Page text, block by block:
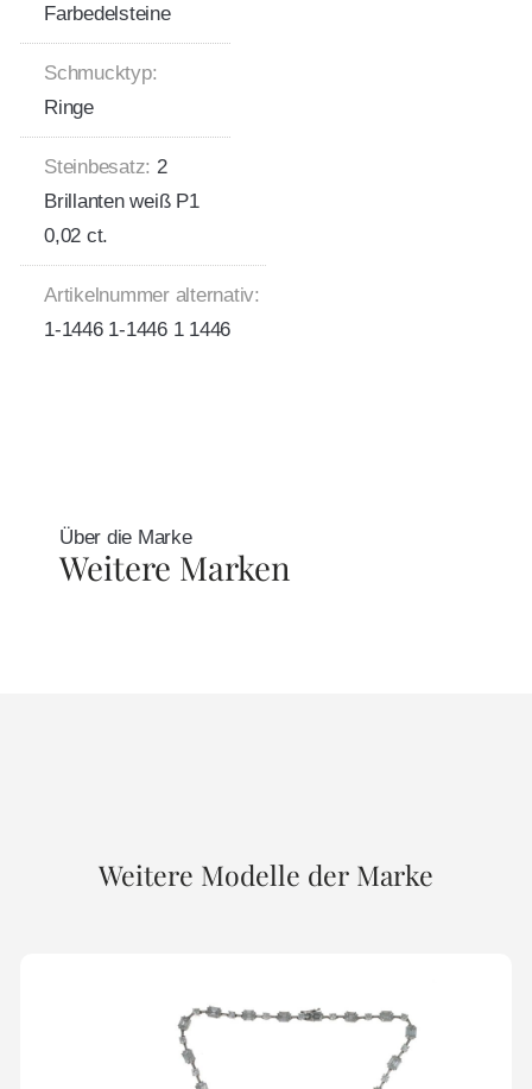
Farbedelsteine
Schmucktyp:
Ringe
Steinbesatz: 2
Brillanten weiß P1
0,02 ct.
Artikelnummer alternativ:
1-1446 1-1446 1 1446
Über die Marke
Weitere Marken
Weitere Modelle der Marke